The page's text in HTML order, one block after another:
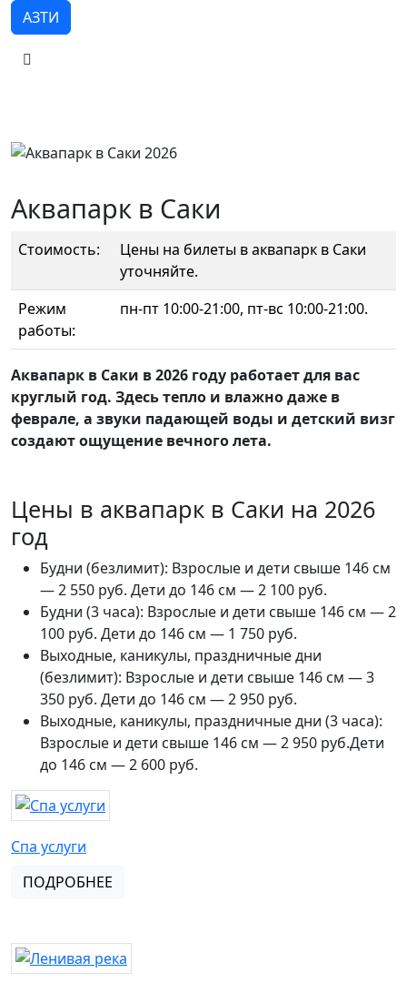
АЗТИ
Аквапарк в Саки
Стоимость:
Цены на билеты в аквапарк в Саки
уточняйте.
Режим
работы:
пн-пт 10:00-21:00, пт-вс 10:00-21:00.
Аквапарк в Саки в 2026 году работает для вас
круглый год. Здесь тепло и влажно даже в
феврале, а звуки падающей воды и детский визг
создают ощущение вечного лета.
Цены в аквапарк в Саки на 2026
год
Будни (безлимит): Взрослые и дети свыше 146 см
— 2 550 руб. Дети до 146 см — 2 100 руб.
Будни (3 часа): Взрослые и дети свыше 146 см — 2
100 руб. Дети до 146 см — 1 750 руб.
Выходные, каникулы, праздничные дни
(безлимит): Взрослые и дети свыше 146 см — 3
350 руб. Дети до 146 см — 2 950 руб.
Выходные, каникулы, праздничные дни (3 часа):
Взрослые и дети свыше 146 см — 2 950 руб.Дети
до 146 см — 2 600 руб.
Спа услуги
ПОДРОБНЕЕ